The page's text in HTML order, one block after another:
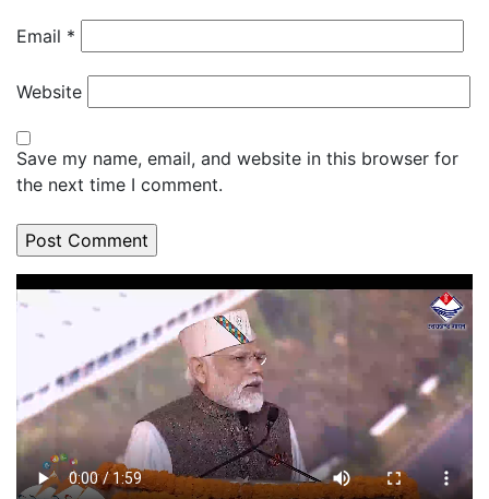
Email *
Website
Save my name, email, and website in this browser for
the next time I comment.